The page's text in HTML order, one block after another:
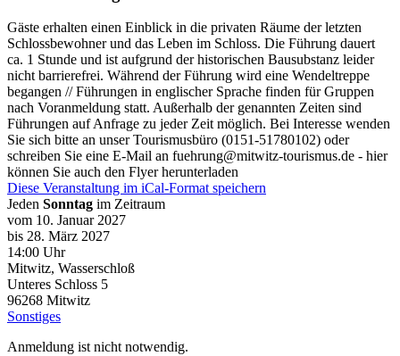
Gäste erhalten einen Einblick in die privaten Räume der letzten
Schlossbewohner und das Leben im Schloss. Die Führung dauert
ca. 1 Stunde und ist aufgrund der historischen Bausubstanz leider
nicht barrierefrei. Während der Führung wird eine Wendeltreppe
begangen // Führungen in englischer Sprache finden für Gruppen
nach Voranmeldung statt. Außerhalb der genannten Zeiten sind
Führungen auf Anfrage zu jeder Zeit möglich. Bei Interesse wenden
Sie sich bitte an unser Tourismusbüro (0151-51780102) oder
schreiben Sie eine E-Mail an fuehrung@mitwitz-tourismus.de - hier
können Sie auch den Flyer herunterladen
Diese Veranstaltung im iCal-Format speichern
Jeden Sonntag im Zeitraum
vom 10. Januar 2027
bis 28. März 2027
14:00 Uhr
Mitwitz, Wasserschloß
Unteres Schloss 5
96268 Mitwitz
Sonstiges
Anmeldung ist nicht notwendig.